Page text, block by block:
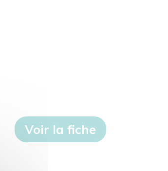
Voir la fiche